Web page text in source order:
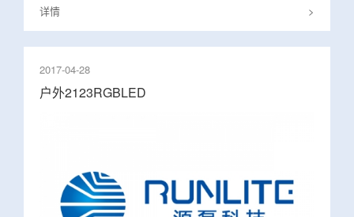
详情 >
2017-04-28
户外2123RGBLED